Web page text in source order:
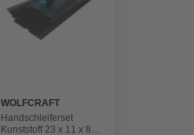
WOLFCRAFT
Handschleiferset
Kunststoff 23 x 11 x 8